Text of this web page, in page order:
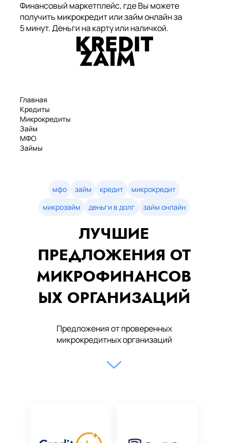
Финансовый маркетплейс, где Вы можете
получить микрокредит или займ онлайн за
5 минут. Деньги на карту или наличкой.
Главная
Кредиты
Микрокредиты
Займ
МФО
Займы
Займы онлайн
Денежные кредиты
мфо займ кредит
микрокредит
микрозайм
деньги в долг займ онлайн
ЛУЧШИЕ
ПРЕДЛОЖЕНИЯ ОТ
МИКРОФИНАНСОВ
ЫХ ОРГАНИЗАЦИЙ
Предложения от проверенных
микрокредитных организаций